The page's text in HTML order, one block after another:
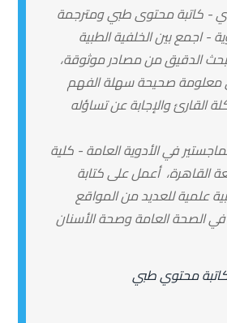
- كاتبة محتوى طبي ومترجمة
- اجمع بين الخلفية الطبية
الدقيق من مصادر موثوقة،
معلومة صحيحة سهلة الفهم
والإجابة عن تساؤله
في الأدوية العامة - كلية
القاهرة، أعمل على كتابة
علمية للعديد من المواقع
الصحة العامة وصحة الأسنان
محتوي طبي